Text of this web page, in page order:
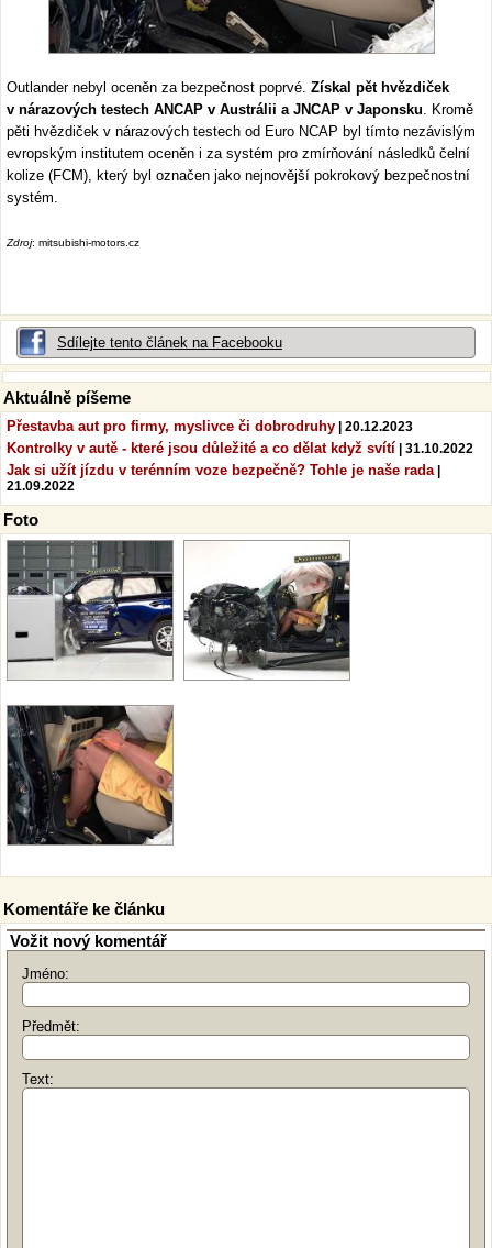
Outlander nebyl oceněn za bezpečnost poprvé. Získal pět hvězdiček
v nárazových testech ANCAP v Austrálii a JNCAP v Japonsku. Kromě
pěti hvězdiček v nárazových testech od Euro NCAP byl tímto nezávislým
evropským institutem oceněn i za systém pro zmírňování následků čelní
kolize (FCM), který byl označen jako nejnovější pokrokový bezpečnostní
systém.
Zdroj: mitsubishi-motors.cz
Sdílejte tento článek na Facebooku
Aktuálně píšeme
Přestavba aut pro firmy, myslivce či dobrodruhy | 20.12.2023
Kontrolky v autě - které jsou důležité a co dělat když svítí | 31.10.2022
Jak si užít jízdu v terénním voze bezpečně? Tohle je naše rada|
21.09.2022
Foto
Komentáře ke článku
Vožit nový komentář
Jméno:
Předmět:
Text: